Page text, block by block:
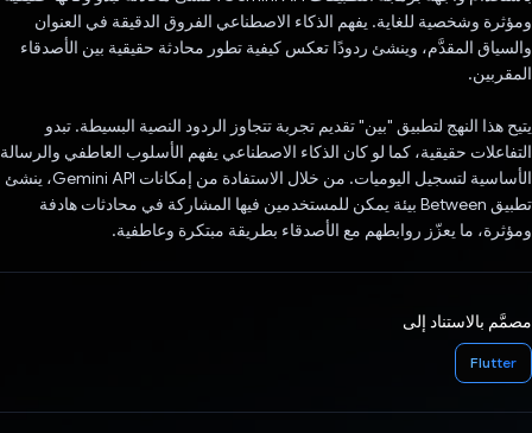
ومؤثرة وشخصية للغاية. يفهم الذكاء الاصطناعي الفروق الدقيقة في العنوان
والسياق المقدَّم، وينشئ ردودًا تعكس كيفية تطور محادثة حقيقية بين الأصدقاء
المقربين.
يتيح هذا النهج لتطبيق "بين" تقديم تجربة تتجاوز الردود النصية البسيطة. تبدو
التفاعلات حقيقية، كما لو كان الذكاء الاصطناعي يفهم الأسلوب العاطفي والرسالة
الأساسية لتسجيل اليوميات. من خلال الاستفادة من إمكانات Gemini API، ينشئ
تطبيق Between بيئة يمكن للمستخدمين فيها المشاركة في محادثات هادفة
ومؤثرة، ما يعزّز روابطهم مع الأصدقاء بطريقة مبتكرة وعاطفية.
مصمَّم بالاستناد إلى
Flutter